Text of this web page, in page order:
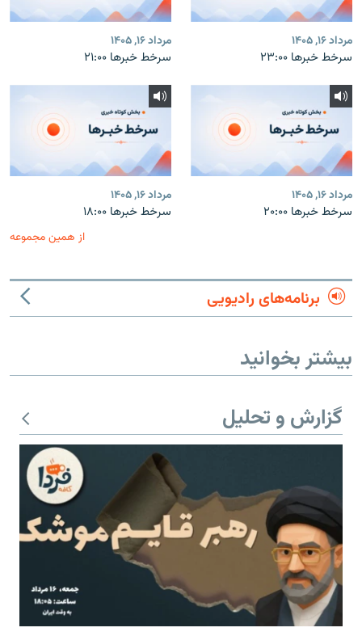
مرداد ۱۶, ۱۴۰۵
سرخط خبرها ۲۳:۰۰
مرداد ۱۶, ۱۴۰۵
سرخط خبرها ۲۱:۰۰
مرداد ۱۶, ۱۴۰۵
سرخط خبرها ۲۰:۰۰
مرداد ۱۶, ۱۴۰۵
سرخط خبرها ۱۸:۰۰
از همین مجموعه
برنامه‌های رادیویی
بیشتر بخوانید
گزارش و تحلیل